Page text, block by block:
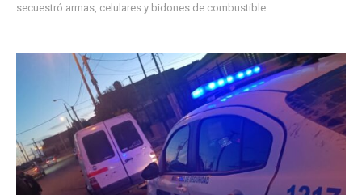
secuestró armas, celulares y bidones de combustible.